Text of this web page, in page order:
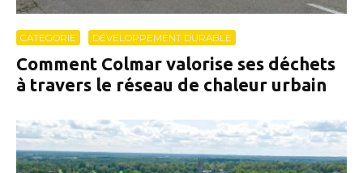
CATEGORIE DÉVELOPPEMENT DURABLE
Comment Colmar valorise ses déchets
à travers le réseau de chaleur urbain